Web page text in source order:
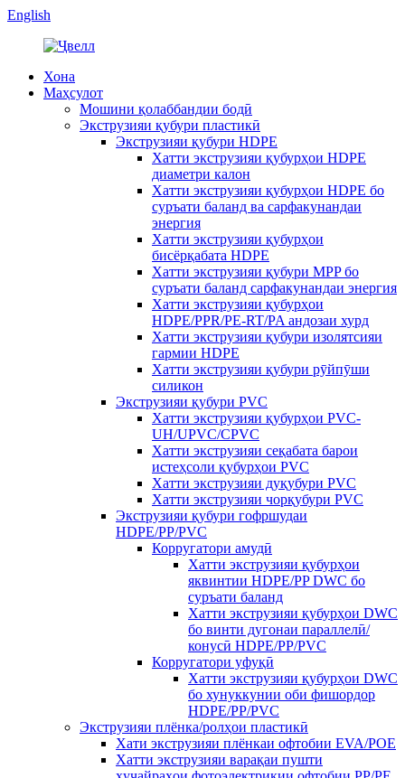
English
Хона
Маҳсулот
Мошини қолаббандии бодӣ
Экструзияи қубури пластикӣ
Экструзияи қубури HDPE
Хатти экструзияи қубурҳои HDPE
диаметри калон
Хатти экструзияи қубурҳои HDPE бо
суръати баланд ва сарфакунандаи
энергия
Хатти экструзияи қубурҳои
бисёрқабата HDPE
Хатти экструзияи қубури MPP бо
суръати баланд сарфакунандаи энергия
Хатти экструзияи қубурҳои
HDPE/PPR/PE-RT/PA андозаи хурд
Хатти экструзияи қубури изолятсияи
гармии HDPE
Хатти экструзияи қубури рӯйпӯши
силикон
Экструзияи қубури PVC
Хатти экструзияи қубурҳои PVC-
UH/UPVC/CPVC
Хатти экструзияи сеқабата барои
истеҳсоли қубурҳои PVC
Хатти экструзияи дуқубури PVC
Хатти экструзияи чорқубури PVC
Экструзияи қубури гофршудаи
HDPE/PP/PVC
Корругатори амудӣ
Хатти экструзияи қубурҳои
яквинтии HDPE/PP DWC бо
суръати баланд
Хатти экструзияи қубурҳои DWC
бо винти дугонаи параллелӣ/
конусӣ HDPE/PP/PVC
Корругатори уфуқӣ
Хатти экструзияи қубурҳои DWC
бо хунуккунии оби фишордор
HDPE/PP/PVC
Экструзияи плёнка/ролҳои пластикӣ
Хати экструзияи плёнкаи офтобии EVA/POE
Хатти экструзияи варақаи пушти